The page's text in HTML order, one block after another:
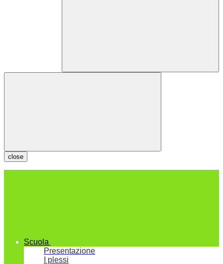
close
Scuola
Presentazione
I plessi